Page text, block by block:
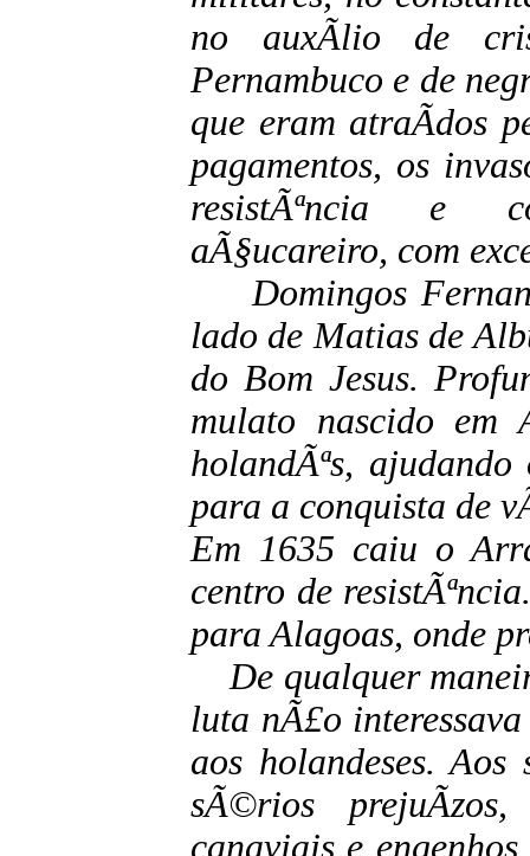
no auxÃ­lio de
Pernambuco e de
que eram atraÃ­dos
pagamentos, os
resistÃªncia e
aÃ§ucareiro, com
Domingos
lado de Matias de
do Bom Jesus.
mulato nascido em
holandÃªs,
para a conquista de
Em 1635 caiu o
centro de
para Alagoas, onde
De qualquer
luta nÃ£o
aos holandeses. Aos
sÃ©rios
canaviais e